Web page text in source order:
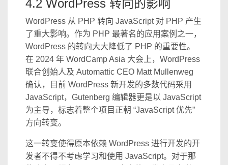
4.2 WordPress 转向的影响
WordPress 从 PHP 转向 JavaScript 对 PHP 产生
了重大影响。作为 PHP 最著名的应用案例之一，
WordPress 的转向大大降低了 PHP 的重要性。
在 2024 年 WordCamp Asia 大会上，WordPress
联合创始人及 Automattic CEO Matt Mullenweg
确认，目前 WordPress 新开发的多数代码采用
JavaScript，Gutenberg 编辑器更是以 JavaScript
为主导，标志着整个项目正朝 “JavaScript 优先”
方向转变。
这一转变使得原本依赖 WordPress 进行开发的开
发者不得不考虑学习和使用 JavaScript。对于那